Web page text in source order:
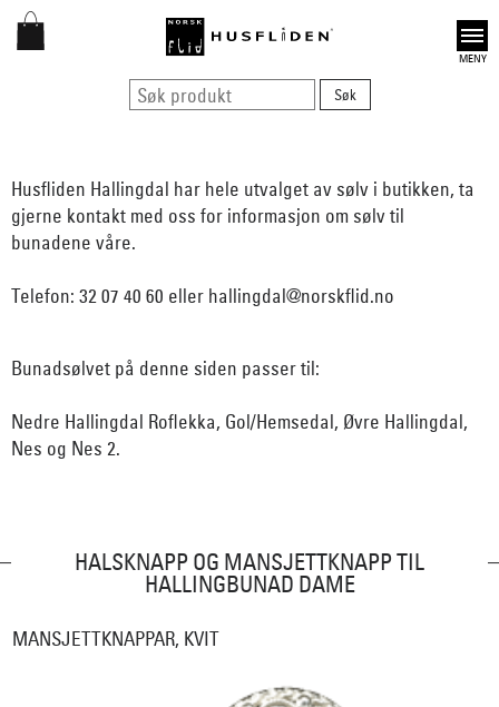
Open
Husfliden Hallingdal har hele utvalget av sølv i butikken, ta
gjerne kontakt med oss for informasjon om sølv til
bunadene våre.
Telefon: 32 07 40 60 eller hallingdal@norskflid.no
Bunadsølvet på denne siden passer til:
Nedre Hallingdal Roflekka, Gol/Hemsedal, Øvre Hallingdal,
Nes og Nes 2.
HALSKNAPP OG MANSJETTKNAPP TIL
HALLINGBUNAD DAME
MANSJETTKNAPPAR, KVIT